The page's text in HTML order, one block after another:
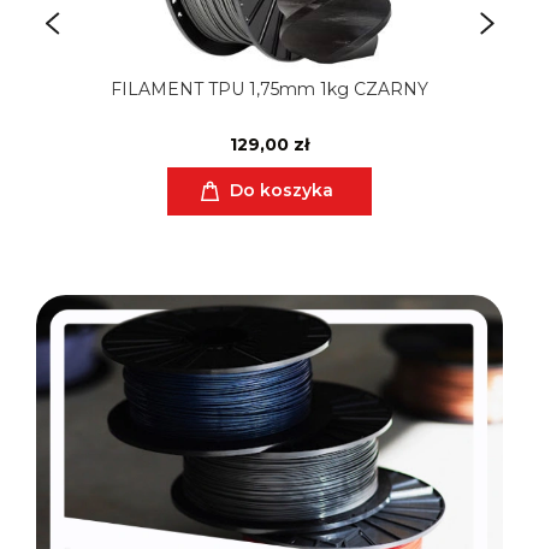
FILAMENT TPU 1,75mm 1kg CZARNY
129,00 zł
Do koszyka